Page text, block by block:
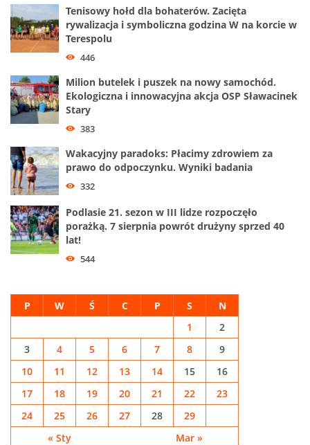
Tenisowy hołd dla bohaterów. Zacięta
rywalizacja i symboliczna godzina W na korcie w
Terespolu
446
Milion butelek i puszek na nowy samochód.
Ekologiczna i innowacyjna akcja OSP Sławacinek
Stary
383
Wakacyjny paradoks: Płacimy zdrowiem za
prawo do odpoczynku. Wyniki badania
332
Podlasie 21. sezon w III lidze rozpoczęło
porażką. 7 sierpnia powrót drużyny sprzed 40
lat!
544
P W Ś C P S N
« Sty Mar »
1
2
3
4 5 6 7 8
9
10
11 12 13 14 15
16
17
18 19 20 21 22
23
24
25 26 27 28 29